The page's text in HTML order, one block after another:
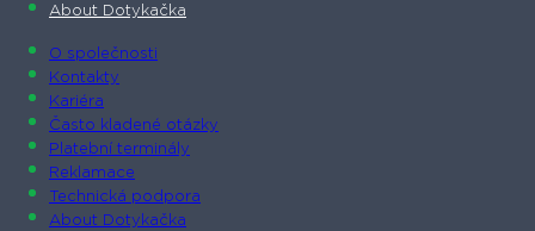
About Dotykačka
O společnosti
Kontakty
Kariéra
Často kladené otázky
Platební terminály
Reklamace
Technická podpora
About Dotykačka